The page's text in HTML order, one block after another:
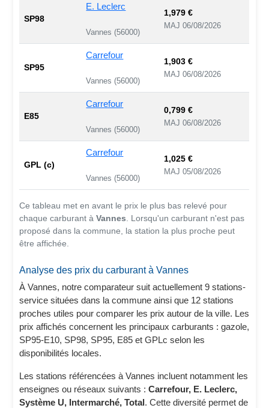
SP98
E. Leclerc
Vannes (56000)
1,979 €
MAJ 06/08/2026
SP95
Carrefour
Vannes (56000)
1,903 €
MAJ 06/08/2026
E85
Carrefour
Vannes (56000)
0,799 €
MAJ 06/08/2026
GPL (c)
Carrefour
Vannes (56000)
1,025 €
MAJ 05/08/2026
Ce tableau met en avant le prix le plus bas relevé pour
chaque carburant àVannes . Lorsqu'un carburant n'est pas
proposé dans la commune, la station la plus proche peut
être affichée.
Analyse des prix du carburant à Vannes
À Vannes, notre comparateur suit actuellement 9 stations-
service situées dans la commune ainsi que 12 stations
proches utiles pour comparer les prix autour de la ville. Les
prix affichés concernent les principaux carburants : gazole,
SP95-E10, SP98, SP95, E85 et GPLc selon les
disponibilités locales.
Les stations référencées à Vannes incluent notamment les
enseignes ou réseaux suivants :Carrefour, E. Leclerc,
Système U, Intermarché, Total. Cette diversité permet de